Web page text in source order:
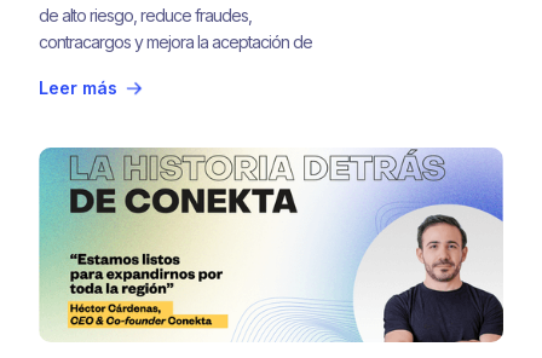
de alto riesgo, reduce fraudes,
contracargos y mejora la aceptación de
soluciones flexibles, respaldadas por
tiempo real, aseguran transacciones sin
fricciones y protegen tu negocio.
Implementa Conekta 3DS2 para disfrutar
cada venta.
Leer más